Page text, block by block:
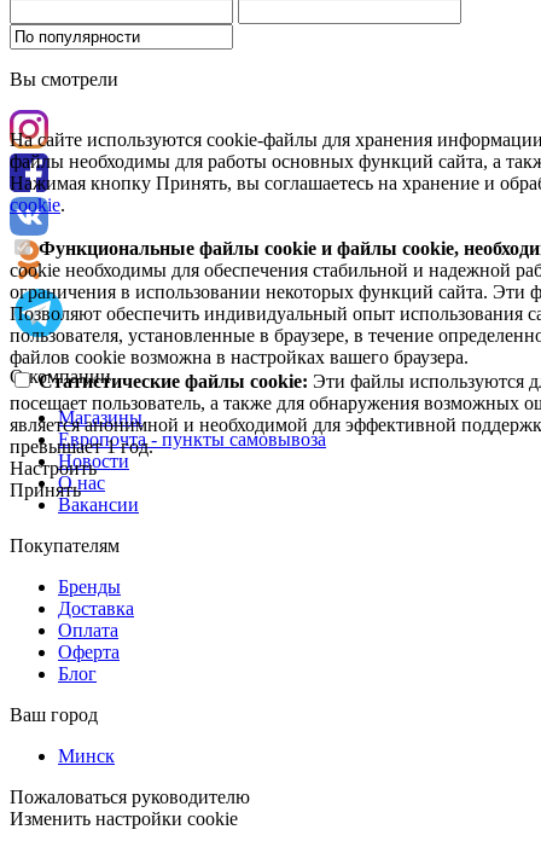
Вы смотрели
На сайте используются cookie-файлы для хранения
файлы необходимы для работы основных функций сайта, а
Нажимая кнопку Принять, вы соглашаетесь на хранение и
cookie.
Функциональные файлы cookie и файлы cookie,
cookie необходимы для обеспечения стабильной и надежной
ограничения в использовании некоторых функций сайта. Эти
Позволяют обеспечить индивидуальный опыт использования
пользователя, установленные в браузере, в течение
файлов cookie возможна в настройках вашего браузера.
Статистические файлы cookie: Эти файлы используются
посещает пользователь, а также для обнаружения возможных
является анонимной и необходимой для эффективной
превышает 1 год.
Настроить
Принять
О компании
Магазины
Европочта - пункты самовывоза
Новости
О нас
Вакансии
Покупателям
Бренды
Доставка
Оплата
Оферта
Блог
Ваш город
Минск
Пожаловаться руководителю
Изменить настройки cookie